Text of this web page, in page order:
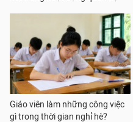
Giáo viên làm những công việc
gì trong thời gian nghỉ hè?